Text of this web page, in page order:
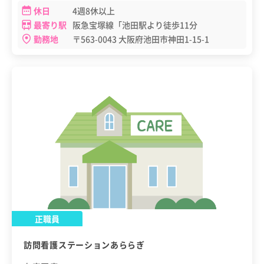
休日
4週8休以上
最寄り駅 阪急宝塚線「池田駅より徒歩11分
勤務地
〒563-0043 大阪府池田市神田1-15-1
正職員
訪問看護ステーションあららぎ